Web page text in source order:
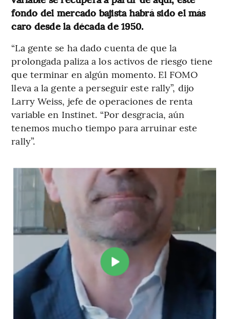
fondo del mercado bajista habrá sido el más
caro desde la década de 1950.
“La gente se ha dado cuenta de que la
prolongada paliza a los activos de riesgo tiene
que terminar en algún momento. El FOMO
lleva a la gente a perseguir este rally”, dijo
Larry Weiss, jefe de operaciones de renta
variable en Instinet. “Por desgracia, aún
tenemos mucho tiempo para arruinar este
rally”.